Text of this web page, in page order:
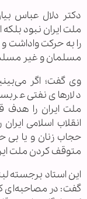
دکتر دلال عباس
ملت ایران نبود
را به حرکت واداشت
مسلمان و غیر
وی گفت؛ اگر
دلارهای نفتی
ملت ایران را هدف
انقلاب اسلامی
حجاب زنان و یا بی
متوقف کردن ملت
این استاد برجسته
گفت: در مصاحبه‌ای